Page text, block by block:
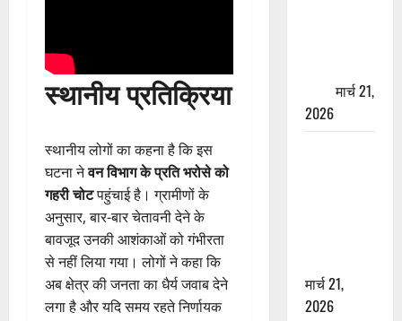
स्थानीय प्रतिक्रिया
स्थानीय लोगों का कहना है कि इस
घटना नेवन विभाग के प्रति भरोसे को
गहरी चोटपहुंचाई है। ग्रामीणों के
अनुसार, बार-बार चेतावनी देने के
बावजूद उनकी आशंकाओं को गंभीरता
से नहीं लिया गया। लोगों ने कहा कि
अब क्षेत्र की जनता का धैर्य जवाब देने
लगा है और यदि समय रहते निर्णायक
मार्च 21,
2026
मार्च 21,
2026